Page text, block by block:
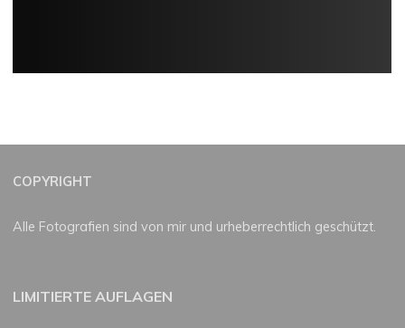
COPYRIGHT
Alle Fotografien sind von mir und urheberrechtlich geschützt.
LIMITIERTE AUFLAGEN